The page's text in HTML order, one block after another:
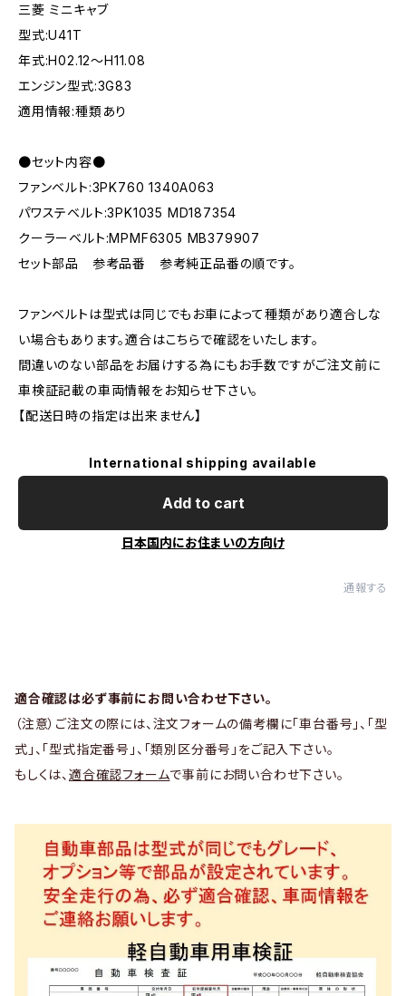
三菱 ミニキャブ
型式:U41T
年式:H02.12～H11.08
エンジン型式:3G83
適用情報:種類あり
●セット内容●
ファンベルト:3PK760 1340A063
パワステベルト:3PK1035 MD187354
クーラーベルト:MPMF6305 MB379907
セット部品 参考品番 参考純正品番の順です。
ファンベルトは型式は同じでもお車によって種類があり適合しな
い場合もあります。適合はこちらで確認をいたします。
間違いのない部品をお届けする為にもお手数ですがご注文前に
車検証記載の車両情報をお知らせ下さい。
【配送日時の指定は出来ません】
International shipping available
Add to cart
日本国内にお住まいの方向け
通報する
適合確認は必ず事前にお問い合わせ下さい。
（注意）ご注文の際には、注文フォームの備考欄に「車台番号」、「型
式」、「型式指定番号」、「類別区分番号」をご記入下さい。
もしくは、 適合確認フォームで事前にお問い合わせ下さい。